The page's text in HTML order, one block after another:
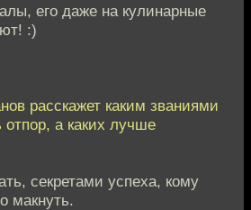
его даже на кулинарные
:)
расскажет каким званиями
а каких лучше
секретами успеха, кому
макнуть.